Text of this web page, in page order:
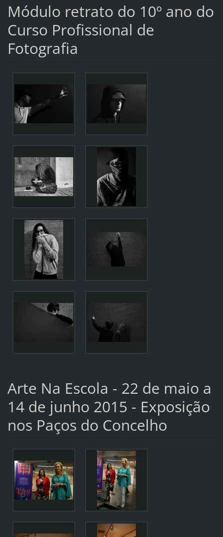
Módulo retrato do 10º ano do
Curso Profissional de
Fotografia
Arte Na Escola - 22 de maio a
14 de junho 2015 - Exposição
nos Paços do Concelho